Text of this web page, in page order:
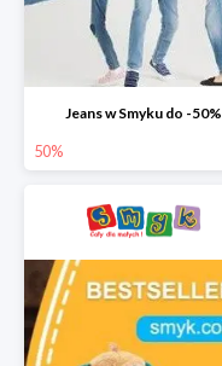
Jeans w Smyku do -50%
50%